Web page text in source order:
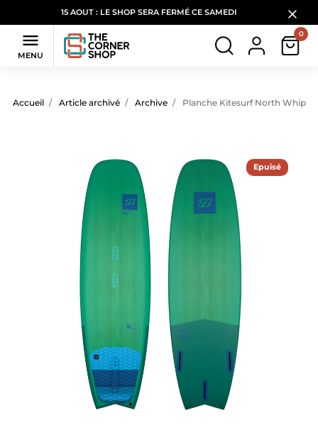
15 AOUT : LE SHOP SERA FERMÉ CE SAMEDI

MENU
0
Accueil Article archivé Archive Planche Kitesurf North Whip
Epuisé